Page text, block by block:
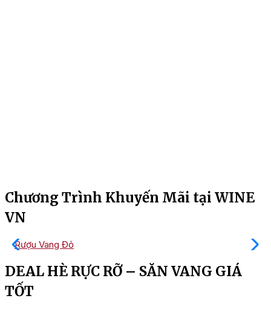
Chương Trình Khuyến Mãi tại WINE
VN
Rượu Vang Đỏ
DEAL HÈ RỰC RỠ – SĂN VANG GIÁ
TỐT